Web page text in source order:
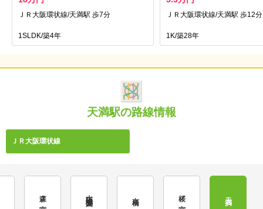
ＪＲ大阪環状線/天満駅 歩7分
1SLDK/築4年
ＪＲ大阪環状線/天満駅 歩12分
1K/築28年
天満駅の路線情報
ＪＲ大阪環状線
森ノ宮 桜ノ宮